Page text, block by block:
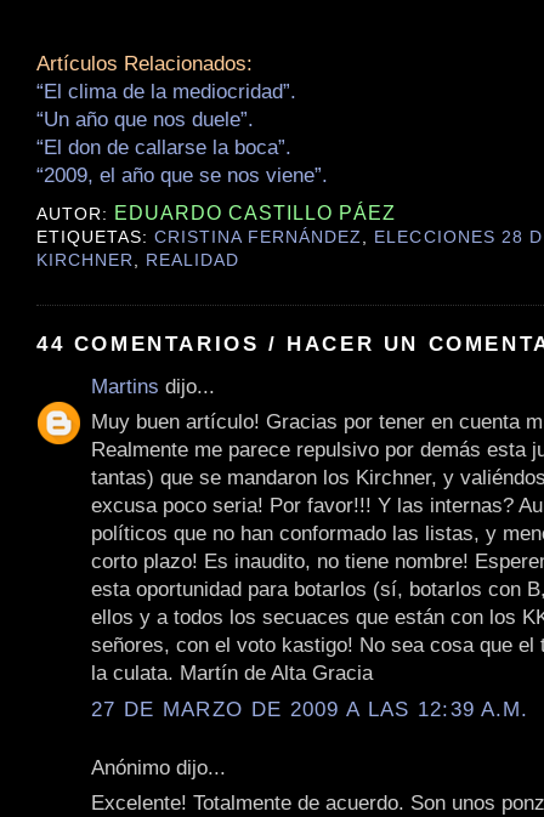
Artículos Relacionados:
“El clima de la mediocridad”.
“Un año que nos duele”.
“El don de callarse la boca”.
“2009, el año que se nos viene”.
AUTOR: EDUARDO CASTILLO PÁEZ
ETIQUETAS:CRISTINA FERNÁNDEZ, ELECCIONES 28
KIRCHNER, REALIDAD
44 COMENTARIOS / HACER UN
Martins dijo...
Muy buen artículo! Gracias por tener en cuenta
Realmente me parece repulsivo por demás esta
tantas) que se mandaron los Kirchner, y
excusa poco seria! Por favor!!! Y las internas?
políticos que no han conformado las listas, y
corto plazo! Es inaudito, no tiene nombre!
esta oportunidad para botarlos (sí, botarlos con
ellos y a todos los secuaces que están con los
señores, con el voto kastigo! No sea cosa que el
la culata. Martín de Alta Gracia
27 DE MARZO DE 2009 A LAS 12:39 A.M.
Anónimo dijo...
Excelente! Totalmente de acuerdo. Son unos